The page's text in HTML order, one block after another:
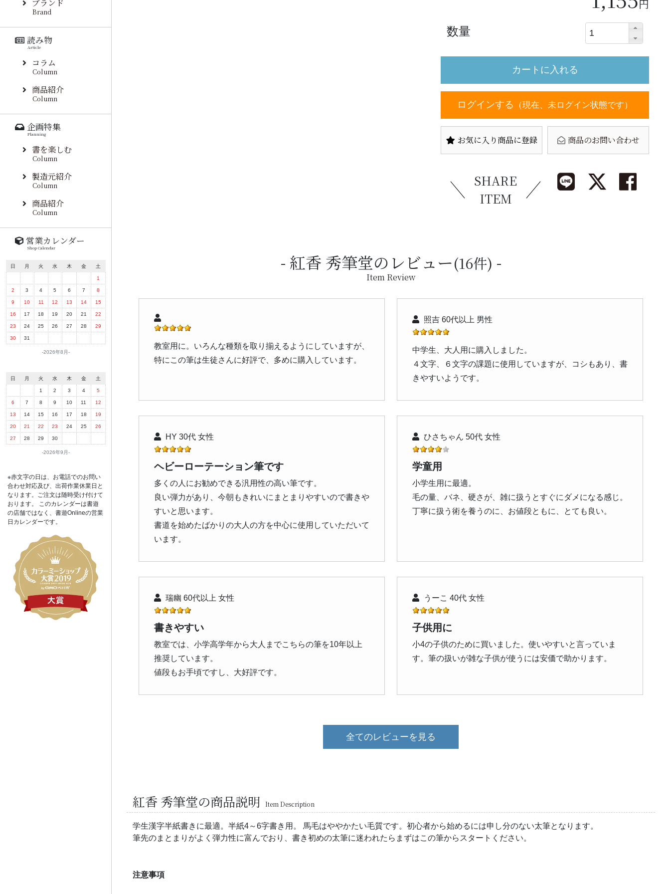
円
数量
ログインする （現在、未ログイン状態です）
お気に入り商品に登録 商品のお問い合わせ
SHARE
ITEM
紅香 秀筆堂のレビュー(16件)
Item Review
教室用に。いろんな種類を取り揃えるようにしていますが、
特にこの筆は生徒さんに好評で、多めに購入しています。
照吉 60代以上 男性
中学生、大人用に購入しました。
４文字、６文字の課題に使用していますが、コシもあり、書
きやすいようです。
HY 30代 女性
ヘビーローテーション筆です
多くの人にお勧めできる汎用性の高い筆です。
良い弾力があり、今朝もきれいにまとまりやすいので書きや
すいと思います。
書道を始めたばかりの大人の方を中心に使用していただいて
います。
ひさちゃん 50代 女性
学童用
小学生用に最適。
毛の量、バネ、硬さが、雑に扱うとすぐにダメになる感じ。
丁寧に扱う術を養うのに、お値段ともに、とても良い。
瑞幽 60代以上 女性
書きやすい
教室では、小学高学年から大人までこちらの筆を10年以上
推奨しています。
値段もお手頃ですし、大好評です。
うーこ 40代 女性
子供用に
小4の子供のために買いました。使いやすいと言っていま
す。筆の扱いが雑な子供が使うには安価で助かります。
全てのレビューを見る
紅香 秀筆堂の商品説明 Item Description
学生漢字半紙書きに最適。半紙4～6字書き用。 馬毛はややかたい毛質です。初心者から始めるには申し分のない太筆となります。
筆先のまとまりがよく弾力性に富んでおり、書き初めの太筆に迷われたらまずはこの筆からスタートください。
注意事項
ブランド
Brand
読み物
Article
コラム
Column
商品紹介
Column
企画特集
Planning
書を楽しむ
Column
製造元紹介
Column
商品紹介
Column
営業カレンダー
Shop Calendar
2026年8月
日 月 火 水 木 金 土
1
2 3 4 5 6 7 8
9 10 11 12 13 14 15
16 17 18 19 20 21 22
23 24 25 26 27 28 29
30 31
2026年9月
日 月 火 水 木 金 土
1 2 3 4 5
6 7 8 9 10 11 12
13 14 15 16 17 18 19
20 21 22 23 24 25 26
27 28 29 30
※赤文字の日は、お電話でのお問い
合わせ対応及び、出荷作業休業日と
なります。ご注文は随時受け付けて
おります。 このカレンダーは書遊
の店舗ではなく、書遊Onlineの営業
日カレンダーです。